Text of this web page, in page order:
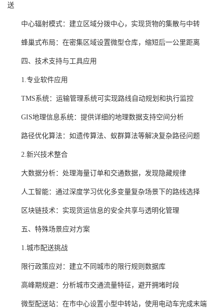
送
中心辐射模式：建立区域分拨中心，实现货物的集散与中转
蜂巢式布局：在密集区域设置微型仓库，缩短后一公里距离
四、技术支持与工具应用
1.专业软件应用
TMS系统：运输管理系统可实现路线自动规划和执行监控
GIS地理信息系统：提供详细的地理数据支持空间分析
路径优化算法：如遗传算法、蚁群算法等解决复杂路径问题
2.新兴技术整合
大数据分析：处理海量订单和交通数据，发现隐藏规律
人工智能：通过深度学习优化多变量复杂场景下的路线选择
区块链技术：实现货运信息的安全共享与透明化管理
五、特殊场景应对方案
1.城市配送挑战
限行政策应对：建立不同城市的限行规则数据库
高峰期规避：分析城市交通流量特征，避开拥堵时段
微型配送站：在市中心设置小型中转站，使用电动车完成末端